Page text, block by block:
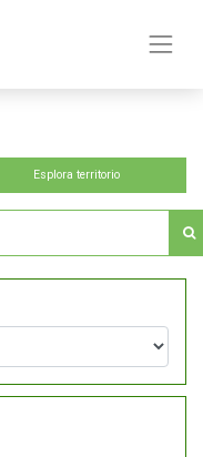
Esplora territorio